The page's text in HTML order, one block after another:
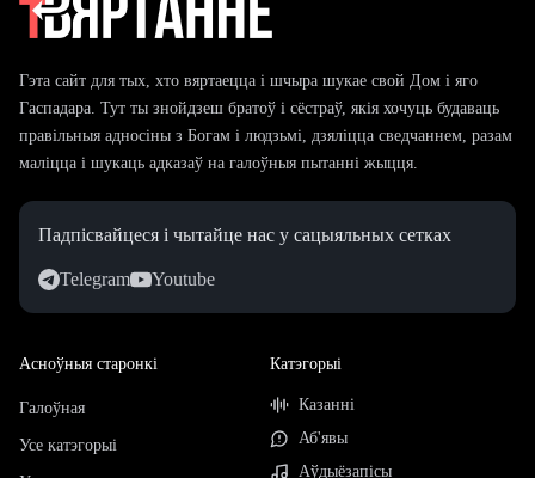
Гэта сайт для тых, хто вяртаецца і шчыра шукае свой Дом і яго
Гаспадара. Тут ты знойдзеш братоў і сёстраў, якія хочуць будаваць
правільныя адносіны з Богам і людзьмі, дзяліцца сведчаннем, разам
маліцца і шукаць адказаў на галоўныя пытанні жыцця.
Падпісвайцеся і чытайце нас у сацыяльных сетках
Telegram Youtube
Асноўныя старонкі
Галоўная
Усе катэгорыі
Катэгорыі
Казанні
Аб'явы
Аўдыёзапісы